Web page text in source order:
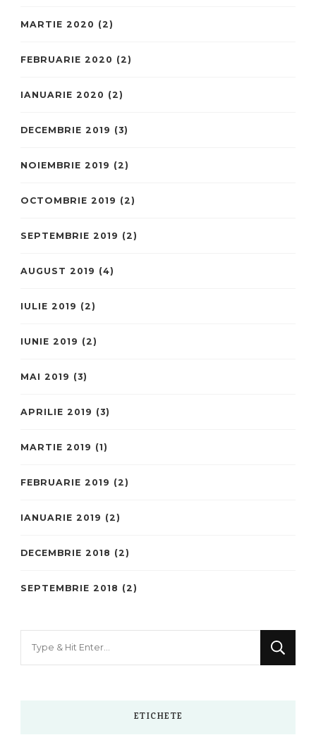
MARTIE 2020 (2)
FEBRUARIE 2020 (2)
IANUARIE 2020 (2)
DECEMBRIE 2019 (3)
NOIEMBRIE 2019 (2)
OCTOMBRIE 2019 (2)
SEPTEMBRIE 2019 (2)
AUGUST 2019 (4)
IULIE 2019 (2)
IUNIE 2019 (2)
MAI 2019 (3)
APRILIE 2019 (3)
MARTIE 2019 (1)
FEBRUARIE 2019 (2)
IANUARIE 2019 (2)
DECEMBRIE 2018 (2)
SEPTEMBRIE 2018 (2)
ETICHETE